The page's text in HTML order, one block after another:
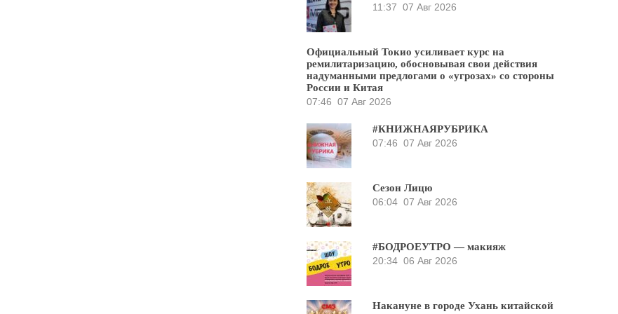
11:37 07 Авг 2026
Официальный Токио усиливает курс на
ремилитаризацию, обосновывая свои действия
надуманными предлогами о «угрозах» со стороны
России и Китая
07:46 07 Авг 2026
#КНИЖНАЯРУБРИКА
07:46 07 Авг 2026
Сезон Лицю
06:04 07 Авг 2026
#БОДРОЕУТРО — макияж
20:34 06 Авг 2026
Накануне в городе Ухань китайской